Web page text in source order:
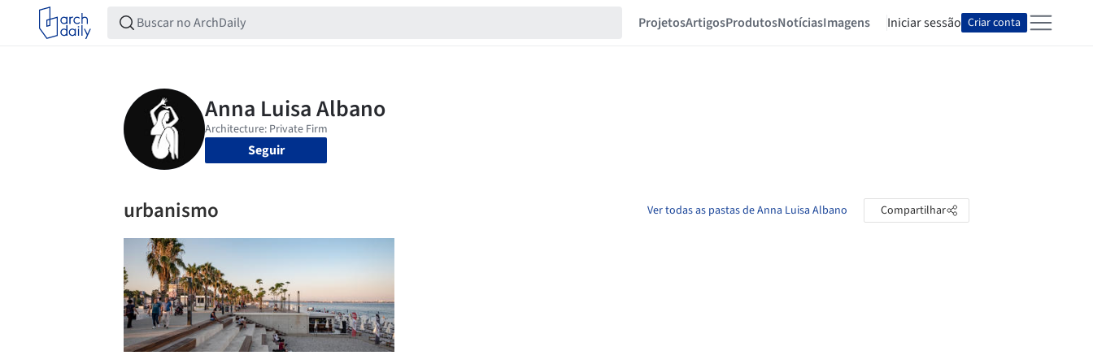
ProjetosArtigosProdutosNotíciasImagens Iniciar sessão Criar conta
Seguir
urbanismo Ver todas as pastas de Anna Luisa Albano Compartilhar